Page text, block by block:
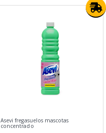
Asevi fregasuelos mascotas
concentrado